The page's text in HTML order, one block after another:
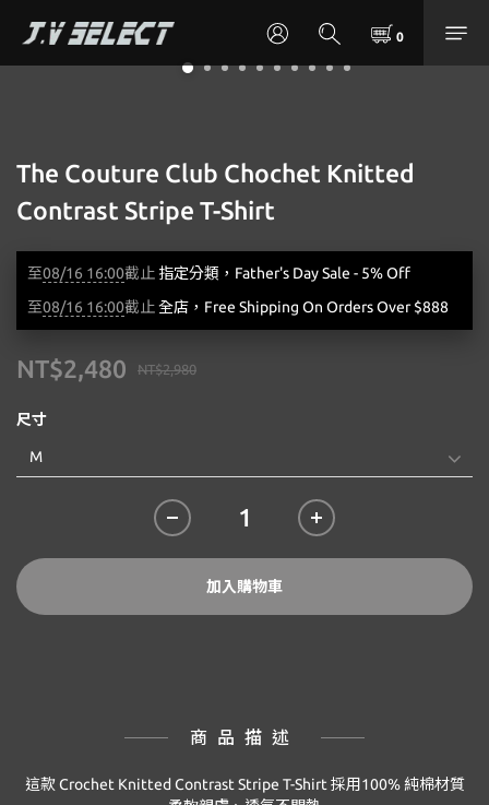
The Couture Club Chochet Knitted
Contrast Stripe T-Shirt
至08/16 16:00截止 指定分類，Father's Day Sale - 5% Off
至08/16 16:00截止全店，Free Shipping On Orders Over $888
NT$2,980
NT$2,480
尺寸
加入購物車
商品描述
這款 Crochet Knitted Contrast Stripe T-Shirt 採用 100%純棉材質